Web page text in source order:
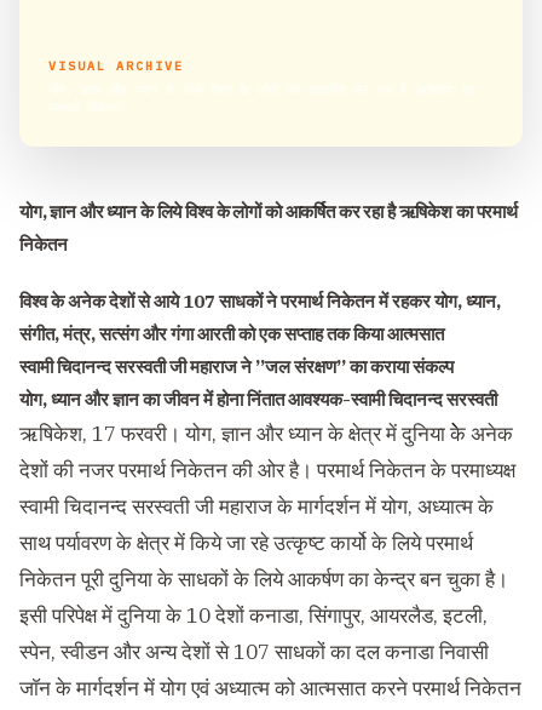
VISUAL ARCHIVE
योग, ज्ञान और ध्यान के लिये विश्व के लोगों को आकर्षित कर रहा है ऋषिकेश का परमार्थ
निकेतन
विश्व के अनेक देशों से आये 107 साधकों ने परमार्थ निकेतन में रहकर योग, ध्यान,
संगीत, मंत्र, सत्संग और गंगा आरती को एक सप्ताह तक किया आत्मसात
स्वामी चिदानन्द सरस्वती जी महाराज ने ’’जल संरक्षण’’ का कराया संकल्प
योग, ध्यान और ज्ञान का जीवन में होना निंतात आवश्यक-स्वामी चिदानन्द सरस्वती
ऋषिकेश, 17 फरवरी। योग, ज्ञान और ध्यान के क्षेत्र में दुनिया केे अनेक
देशों की नजर परमार्थ निकेतन की ओर है। परमार्थ निकेतन के परमाध्यक्ष
स्वामी चिदानन्द सरस्वती जी महाराज के मार्गदर्शन में योग, अध्यात्म के
साथ पर्यावरण के क्षेत्र में किये जा रहे उत्कृष्ट कार्यो के लिये परमार्थ
निकेतन पूरी दुनिया के साधकों के लिये आकर्षण का केन्द्र बन चुका है।
इसी परिपेक्ष में दुनिया के 10 देशों कनाडा, सिंगापुर, आयरलैड, इटली,
स्पेन, स्वीडन और अन्य देशों से 107 साधकों का दल कनाडा निवासी
जाॅन के मार्गदर्शन में योग एवं अध्यात्म को आत्मसात करने परमार्थ निकेतन